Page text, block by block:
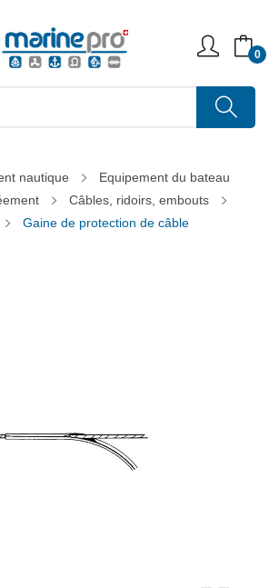
0
nautique
Equipement du bateau
Câbles, ridoirs, embouts
Gaine de protection de câble